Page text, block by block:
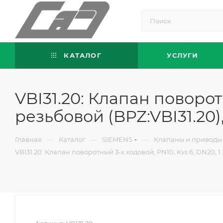
КАТАЛОГ УСЛУГИ
VBI31.20: Клапан
резьбовой
Главная — Каталог — SIEMENS —
Клапаны и приводы
VBI31.20: Клапан поворотный 3-х ходовой, PN10, Kvs 6, DN20,